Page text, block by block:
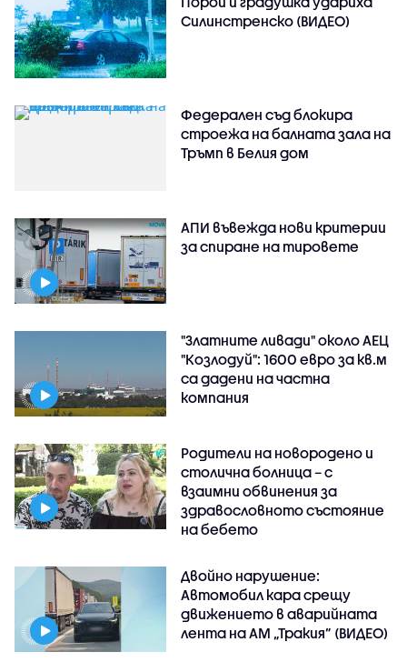
Силинстренско (ВИДЕО)
Федерален съд блокира
строежа на балната зала на
Тръмп в Белия дом
АПИ въвежда нови критерии
за спиране на тировете
"Златните ливади" около АЕЦ
"Козлодуй": 1600 евро за кв.м
са дадени на частна
компания
Родители на новородено и
столична болница – с
взаимни обвинения за
здравословното състояние
на бебето
Двойно нарушение:
Автомобил кара срещу
движението в аварийната
лента на АМ „Тракия” (ВИДЕО)